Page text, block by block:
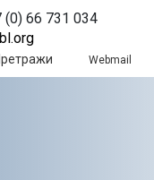
Webmail
(0) 66 731 034